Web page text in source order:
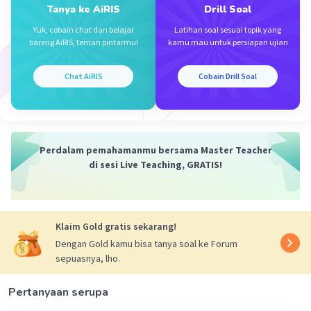
Terima kasih
Keysha K Level 21
21 November 2023 12:07
— Tampilkan 2 balasan lainnya
Iklan
Addimmki A
Jawaban terverifikasi
Keliling = 1/2 (2𝞹R) + 1/2(2*2𝞹r)
= 𝞹R + 2𝞹r
Tanya ke AiRIS
Yuk, cobain chat dan belajar
bareng AiRIS, teman pintarmu!
Chat AiRIS
Drill Soal
Latihan soal sesuai topik yang
kamu mau untuk persiapan ujian
Cobain Drill Soal
Perdalam pemahamanmu bersama Master Teacher
di sesi Live Teaching, GRATIS!
Klaim Gold gratis sekarang!
Dengan Gold kamu bisa tanya soal ke Forum
sepuasnya, lho.
Pertanyaan serupa